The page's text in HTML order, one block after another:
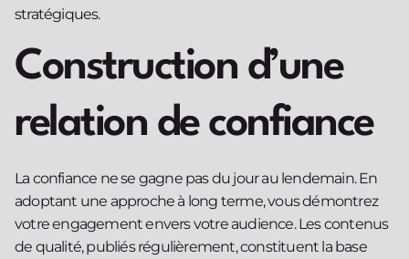
stratégiques.
Construction d’une
relation de confiance
La confiance ne se gagne pas du jour au lendemain. En
adoptant une approche à long terme, vous démontrez
votre engagement envers votre audience. Les contenus
de qualité, publiés régulièrement, constituent la base